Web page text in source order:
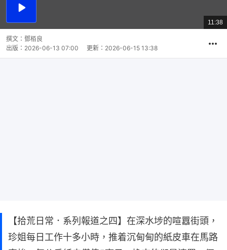
播
總
共
間
11:38
撰文： 鄧栢良
出版： 2026-06-13 07:00 更新： 2026-06-15 13:38
【拾荒日常．系列報道之四】在深水埗的喧囂街頭，
珍姐每日工作十多小時，推着沉甸甸的紙皮車在馬路